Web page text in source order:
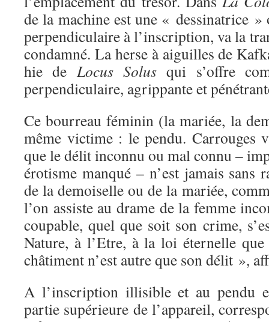
de la machine est une « dessinatrice
perpendiculaire à l’inscription, va la
condamné. La herse à aiguilles de
hie de Locus Solus qui s’offre
perpendiculaire, agrippante et
Ce bourreau féminin (la mariée, la
même victime : le pendu. Carrouges
que le délit inconnu ou mal connu –
érotisme manqué – n’est jamais sans
de la demoiselle ou de la mariée,
l’on assiste au drame de la femme
coupable, quel que soit son crime,
Nature, à l’Etre, à la loi éternelle
châtiment n’est autre que son délit »,
A l’inscription illisible et au pendu
partie supérieure de l’appareil,